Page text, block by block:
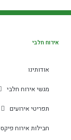
אירוח חלבי
אודותינו
מגשי אירוח חלבי
תפריטי אירועים
חבילות אירוח פיקס